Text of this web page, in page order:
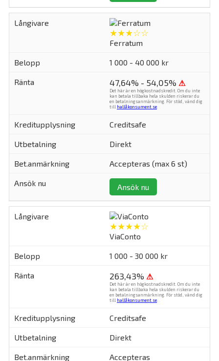
★★★☆☆
Ferratum
1 000 - 40 000 kr
47,64% - 54,05% ⚠
Det här är en högkostnadskredit. Om du inte
kan betala tillbaka hela skulden riskerar du
en betalningsanmärkning. För stöd, vänd dig
till hallåkonsument.se
Creditsafe
Direkt
Accepteras (max 6 st)
Ansök nu
★★★★☆
ViaConto
1 000 - 30 000 kr
263,43% ⚠
Det här är en högkostnadskredit. Om du inte
kan betala tillbaka hela skulden riskerar du
en betalningsanmärkning. För stöd, vänd dig
till hallåkonsument.se
Creditsafe
Direkt
Accepteras